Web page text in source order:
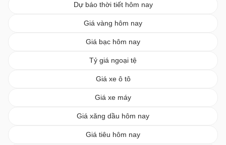
Dự báo thời tiết hôm nay
Giá vàng hôm nay
Giá bạc hôm nay
Tỷ giá ngoại tệ
Giá xe ô tô
Giá xe máy
Giá xăng dầu hôm nay
Giá tiêu hôm nay